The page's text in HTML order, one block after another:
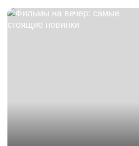
Аврора